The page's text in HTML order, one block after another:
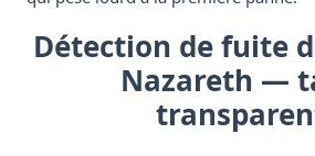
Détection de fuite
Nazareth —